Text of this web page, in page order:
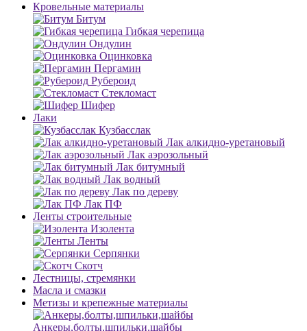
Кровельные материалы
Битум
Гибкая черепица
Ондулин
Оцинковка
Пергамин
Рубероид
Стекломаст
Шифер
Лаки
Кузбасслак
Лак алкидно-уретановый
Лак аэрозольный
Лак битумный
Лак водный
Лак по дереву
Лак ПФ
Ленты строительные
Изолента
Ленты
Серпянки
Скотч
Лестницы, стремянки
Масла и смазки
Метизы и крепежные материалы
Анкеры,болты,шпильки,шайбы